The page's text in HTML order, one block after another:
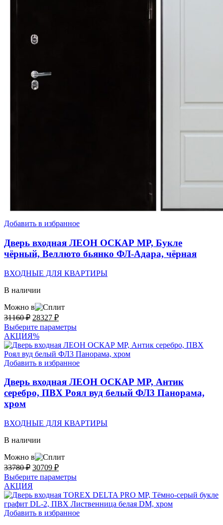
Добавить в избранное
Дверь входная ЛЕОН ОСКАР MP, Букле
чёрный, Веллюто бьянко ФЛ-Адара, чёрная
ВХОДНЫЕ ДЛЯ КВАРТИРЫ
В наличии
Можно в
31160₽ Первоначальная
цена
составляла
31160 ₽.
28327 ₽Текущая
цена:
Выберите параметрыЭтот
имеет
несколько
вариаций.
можно
на
АКЦИЯ%
Добавить в избранное
Дверь входная ЛЕОН ОСКАР MP, Антик
серебро, ПВХ Роял вуд белый ФЛ3 Панорама,
хром
ВХОДНЫЕ ДЛЯ КВАРТИРЫ
В наличии
Можно в
33780₽ Первоначальная
цена
составляла
33780 ₽.
30709 ₽Текущая
цена:
Выберите параметрыЭтот
имеет
несколько
вариаций.
АКЦИЯ
Добавить в избранное